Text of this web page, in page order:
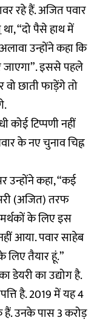
रहे हैं. अजित पवार
था, “दो पैसे हाथ में
उन्होंने कहा कि
जाएगा”. इससे पहले
छाती फाड़ेंगे तो
कोई टिप्पणी नहीं
के नए चुनाव चिह्न
उन्होंने कहा, “कई
(अजित) तरफ
के लिए इस
आया. पवार साहेब
लिए तैयार हूं.”
डेयरी का उद्योग है.
है. 2019 में यह 4
हैं. उनके पास 3 करोड़